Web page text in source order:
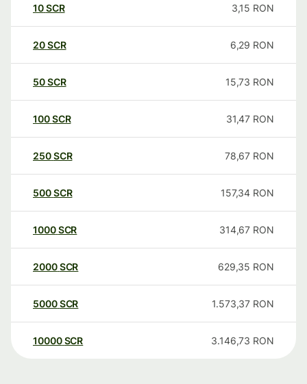
10SCR 3,15 RON
20SCR 6,29 RON
50SCR 15,73 RON
100SCR 31,47 RON
250SCR 78,67 RON
500SCR 157,34 RON
1000SCR 314,67 RON
2000SCR 629,35 RON
5000SCR 1.573,37 RON
10000 SCR 3.146,73 RON